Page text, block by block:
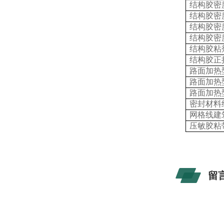
结构胶密
结构胶密
结构胶密
结构胶密
结构胶粘
结构胶正
路面加热
路面加热
路面加热
密封材料
网格线
压敏胶粘
留